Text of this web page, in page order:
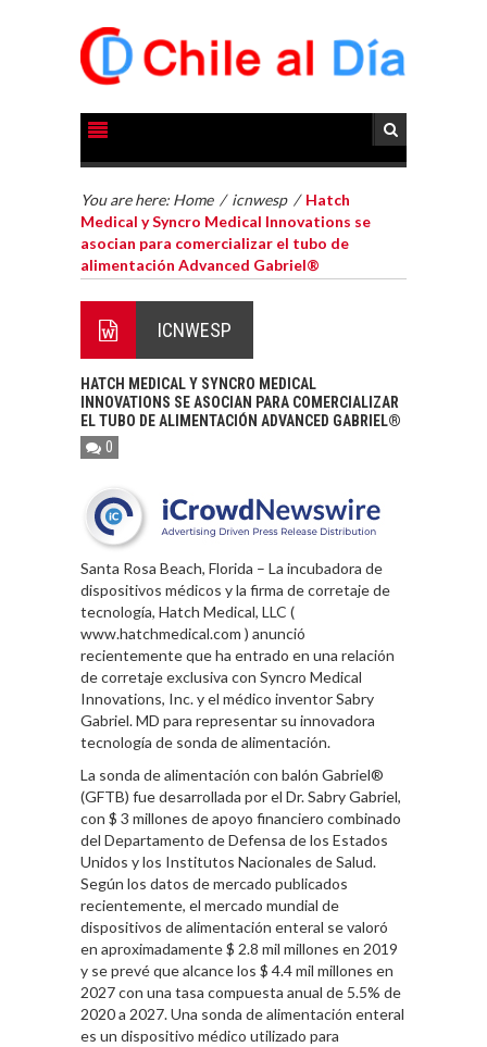
You are here: Home / icnwesp / Hatch
Medical y Syncro Medical Innovations se
asocian para comercializar el tubo de
alimentación Advanced Gabriel®
ICNWESP
HATCH MEDICAL Y SYNCRO MEDICAL
INNOVATIONS SE ASOCIAN PARA COMERCIALIZAR
EL TUBO DE ALIMENTACIÓN ADVANCED GABRIEL®
0
Santa Rosa Beach, Florida – La incubadora de
dispositivos médicos y la firma de corretaje de
tecnología, Hatch Medical, LLC (
www.hatchmedical.com ) anunció
recientemente que ha entrado en una relación
de corretaje exclusiva con Syncro Medical
Innovations, Inc. y el médico inventor Sabry
Gabriel. MD para representar su innovadora
tecnología de sonda de alimentación.
La sonda de alimentación con balón Gabriel®
(GFTB) fue desarrollada por el Dr. Sabry Gabriel,
con $ 3 millones de apoyo financiero combinado
del Departamento de Defensa de los Estados
Unidos y los Institutos Nacionales de Salud.
Según los datos de mercado publicados
recientemente, el mercado mundial de
dispositivos de alimentación enteral se valoró
en aproximadamente $ 2.8 mil millones en 2019
y se prevé que alcance los $ 4.4 mil millones en
2027 con una tasa compuesta anual de 5.5% de
2020 a 2027. Una sonda de alimentación enteral
es un dispositivo médico utilizado para